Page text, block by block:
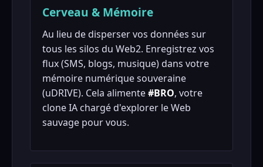
Cerveau & Mémoire
Au lieu de disperser vos données sur
tous les silos du Web2. Enregistrez vos
flux (SMS, blogs, musique) dans votre
mémoire numérique souveraine
(uDRIVE). Cela alimente#BRO, votre
clone IA chargé d'explorer le Web
sauvage pour vous.